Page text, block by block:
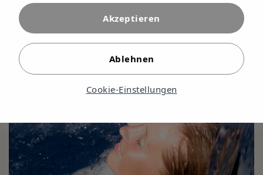
Cookie-Einstellungen
Ablehnen
Akzeptieren